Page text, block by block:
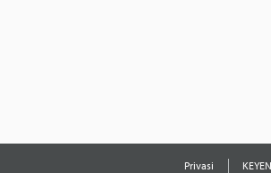
Privasi